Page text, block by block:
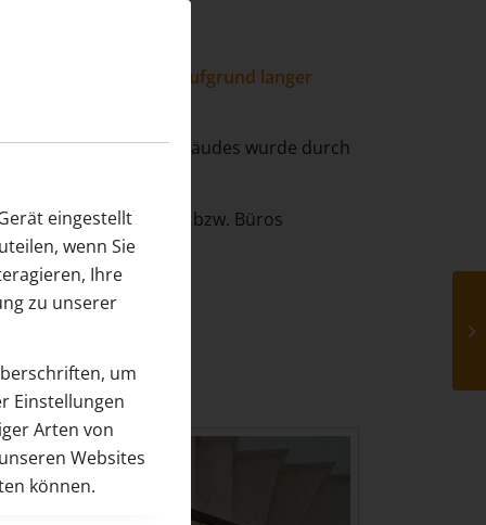
eingestellt
wenn Sie
Ihre
zu unserer
um
Einstellungen
Arten von
Websites
können.
werden, da es aufgrund langer
des Gebäudes wurde durch
wurde für Praxen bzw. Büros